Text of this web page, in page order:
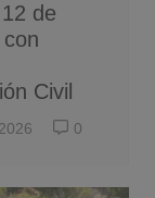
de
Civil
0